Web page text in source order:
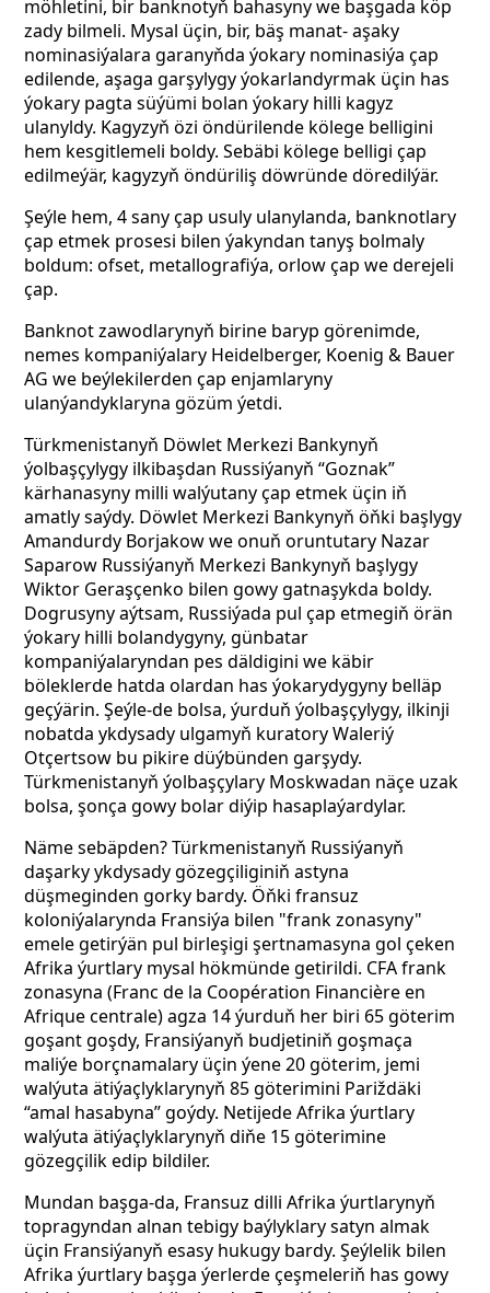
möhletini, bir banknotyň bahasyny we başgada köp
zady bilmeli. Mysal üçin, bir, bäş manat- aşaky
nominasiýalara garanyňda ýokary nominasiýa çap
edilende, aşaga garşylygy ýokarlandyrmak üçin has
ýokary pagta süýümi bolan ýokary hilli kagyz
ulanyldy. Kagyzyň özi öndürilende kölege belligini
hem kesgitlemeli boldy. Sebäbi kölege belligi çap
edilmeýär, kagyzyň öndüriliş döwründe döredilýär.
Şeýle hem, 4 sany çap usuly ulanylanda, banknotlary
çap etmek prosesi bilen ýakyndan tanyş bolmaly
boldum: ofset, metallografiýa, orlow çap we derejeli
çap.
Banknot zawodlarynyň birine baryp görenimde,
nemes kompaniýalary Heidelberger, Koenig & Bauer
AG we beýlekilerden çap enjamlaryny
ulanýandyklaryna gözüm ýetdi.
Türkmenistanyň Döwlet Merkezi Bankynyň
ýolbaşçylygy ilkibaşdan Russiýanyň “Goznak”
kärhanasyny milli walýutany çap etmek üçin iň
amatly saýdy. Döwlet Merkezi Bankynyň öňki başlygy
Amandurdy Borjakow we onuň oruntutary Nazar
Saparow Russiýanyň Merkezi Bankynyň başlygy
Wiktor Geraşçenko bilen gowy gatnaşykda boldy.
Dogrusyny aýtsam, Russiýada pul çap etmegiň örän
ýokary hilli bolandygyny, günbatar
kompaniýalaryndan pes däldigini we käbir
böleklerde hatda olardan has ýokarydygyny belläp
geçýärin. Şeýle-de bolsa, ýurduň ýolbaşçylygy, ilkinji
nobatda ykdysady ulgamyň kuratory Waleriý
Otçertsow bu pikire düýbünden garşydy.
Türkmenistanyň ýolbaşçylary Moskwadan näçe uzak
bolsa, şonça gowy bolar diýip hasaplaýardylar.
Näme sebäpden? Türkmenistanyň Russiýanyň
daşarky ykdysady gözegçiliginiň astyna
düşmeginden gorky bardy. Öňki fransuz
koloniýalarynda Fransiýa bilen "frank zonasyny"
emele getirýän pul birleşigi şertnamasyna gol çeken
Afrika ýurtlary mysal hökmünde getirildi. CFA frank
zonasyna (Franc de la Coopération Financière en
Afrique centrale)agza 14 ýurduň her biri 65 göterim
goşant goşdy, Fransiýanyň budjetiniňgoşmaça
maliýe borçnamalary üçin ýene 20 göterim, jemi
walýuta ätiýaçlyklarynyň 85 göterimini Pariždäki
“amal hasabyna” goýdy. Netijede Afrika ýurtlary
walýuta ätiýaçlyklarynyň diňe 15 göterimine
gözegçilik edip bildiler.
Mundan başga-da, Fransuz dilli Afrika ýurtlarynyň
topragyndan alnan tebigy baýlyklary satyn almak
üçin Fransiýanyň esasy hukugy bardy. Şeýlelik bilen
Afrika ýurtlary başga ýerlerde çeşmeleriň has gowy